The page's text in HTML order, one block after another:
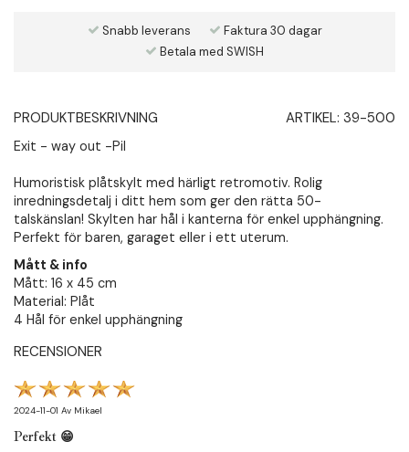
Snabb leverans
Faktura 30 dagar
Betala med SWISH
PRODUKTBESKRIVNING ARTIKEL: 39-500
Exit - way out -Pil
Humoristisk plåtskylt med härligt retromotiv. Rolig
inredningsdetalj i ditt hem som ger den rätta 50-
talskänslan! Skylten har hål i kanterna för enkel upphängning.
Perfekt för baren, garaget eller i ett uterum.
Mått & info
Mått: 16 x 45 cm
Material: Plåt
4 Hål för enkel upphängning
RECENSIONER
2024-11-01 Av Mikael
Perfekt 😁